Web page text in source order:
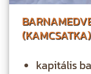
kapitális